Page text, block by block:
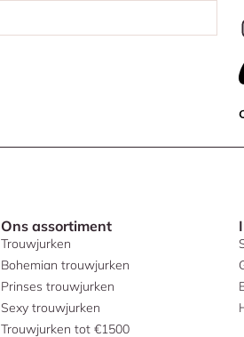
Ons assortiment
Trouwjurken
Bohemian trouwjurken
Prinses trouwjurken
Sexy trouwjurken
Trouwjurken tot €1500